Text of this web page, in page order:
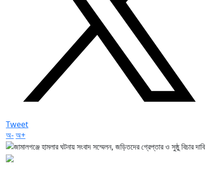
Tweet
অ-অ+